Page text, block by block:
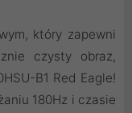
który zapewni
czysty obraz,
B1 Red Eagle!
180Hz i czasie